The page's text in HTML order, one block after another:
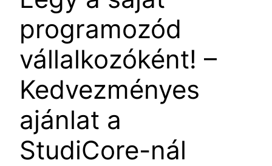
programozód
vállalkozóként! –
Kedvezményes
ajánlat a
StudiCore-nál